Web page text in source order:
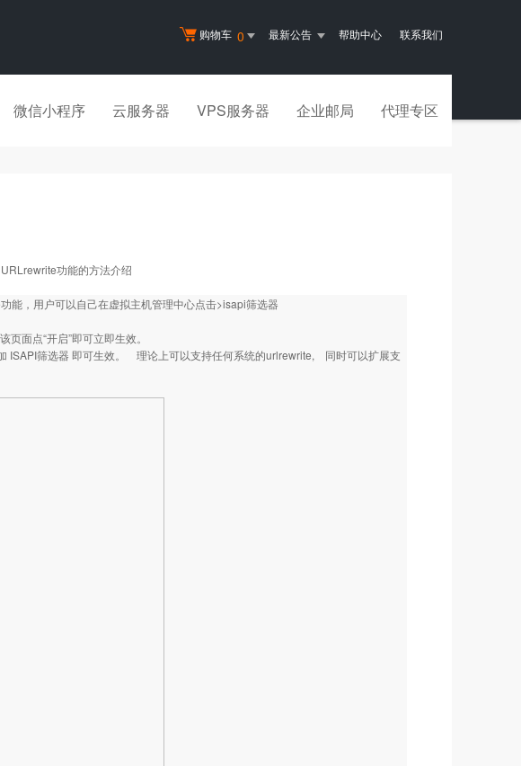
购物车 0 最新公告 帮助中心 联系我们
微信小程序 云服务器 VPS服务器 企业邮局 代理专区
功能的方法介绍
能，用户可以自己在虚拟主机管理中心点击>isapi筛选器
面点“开启”即可立即生效。
ISAPI筛选器 即可生效。 理论上可以支持任何系统的urlrewrite, 同时可以扩展支